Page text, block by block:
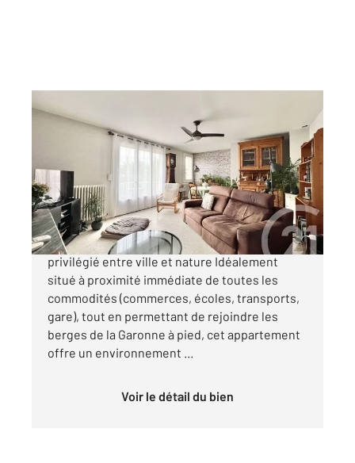
PORTET SUR GARONNE 31
96,90 m2, 4 pièces
Ref : 24000
Appartement T4 à vendre
215 000 €
PORTET-SUR-GARONNE Un cadre de vie
privilégié entre ville et nature Idéalement
situé à proximité immédiate de toutes les
commodités (commerces, écoles, transports,
gare), tout en permettant de rejoindre les
berges de la Garonne à pied, cet appartement
offre un environnement ...
Voir le détail du bien